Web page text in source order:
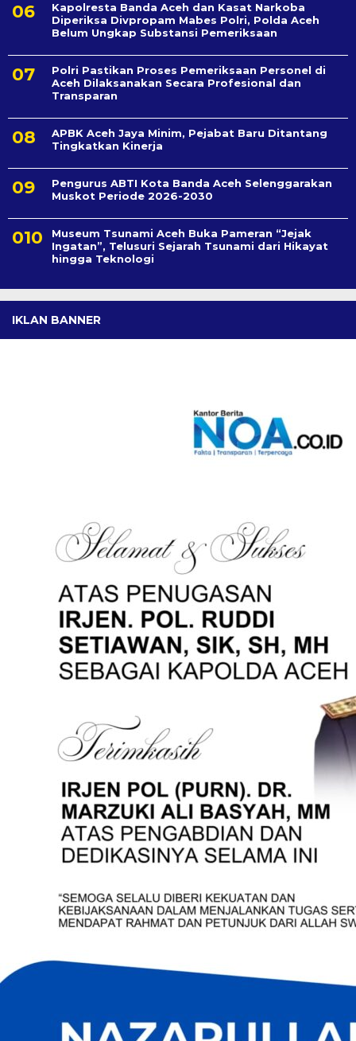
Kapolresta Banda Aceh dan Kasat Narkoba
Diperiksa Divpropam Mabes Polri, Polda Aceh
Belum Ungkap Substansi Pemeriksaan
Polri Pastikan Proses Pemeriksaan Personel di
Aceh Dilaksanakan Secara Profesional dan
Transparan
APBK Aceh Jaya Minim, Pejabat Baru Ditantang
Tingkatkan Kinerja
Pengurus ABTI Kota Banda Aceh Selenggarakan
Muskot Periode 2026-2030
Museum Tsunami Aceh Buka Pameran “Jejak
Ingatan”, Telusuri Sejarah Tsunami dari Hikayat
hingga Teknologi
IKLAN BANNER